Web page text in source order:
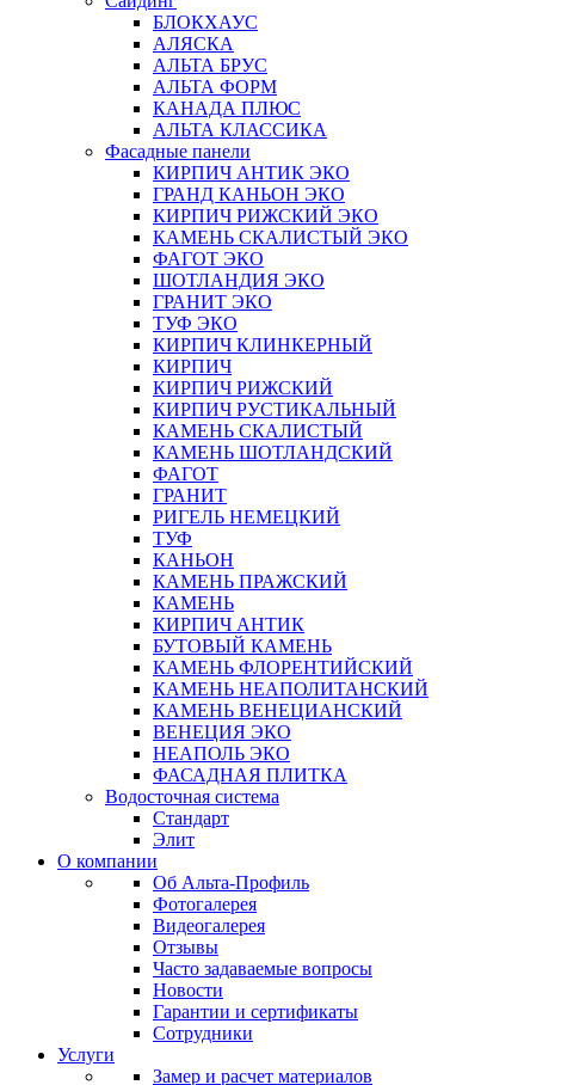
БЛОКХАУС
АЛЯСКА
АЛЬТА БРУС
АЛЬТА ФОРМ
КАНАДА ПЛЮС
АЛЬТА КЛАССИКА
Фасадные панели
КИРПИЧ АНТИК ЭКО
ГРАНД КАНЬОН ЭКО
КИРПИЧ РИЖСКИЙ ЭКО
КАМЕНЬ СКАЛИСТЫЙ ЭКО
ФАГОТ ЭКО
ШОТЛАНДИЯ ЭКО
ГРАНИТ ЭКО
ТУФ ЭКО
КИРПИЧ КЛИНКЕРНЫЙ
КИРПИЧ
КИРПИЧ РИЖСКИЙ
КИРПИЧ РУСТИКАЛЬНЫЙ
КАМЕНЬ СКАЛИСТЫЙ
КАМЕНЬ ШОТЛАНДСКИЙ
ФАГОТ
ГРАНИТ
РИГЕЛЬ НЕМЕЦКИЙ
ТУФ
КАНЬОН
КАМЕНЬ ПРАЖСКИЙ
КАМЕНЬ
КИРПИЧ АНТИК
БУТОВЫЙ КАМЕНЬ
КАМЕНЬ ФЛОРЕНТИЙСКИЙ
КАМЕНЬ НЕАПОЛИТАНСКИЙ
КАМЕНЬ ВЕНЕЦИАНСКИЙ
ВЕНЕЦИЯ ЭКО
НЕАПОЛЬ ЭКО
ФАСАДНАЯ ПЛИТКА
Водосточная система
Стандарт
Элит
О компании
Об Альта-Профиль
Фотогалерея
Видеогалерея
Отзывы
Часто задаваемые вопросы
Новости
Гарантии и сертификаты
Сотрудники
Услуги
Замер и расчет материалов